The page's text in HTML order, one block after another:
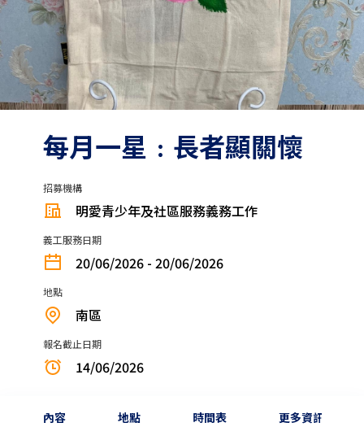
每月一星﹕長者顯關懷
招募機構
明愛青少年及社區服務義務工作
義工服務日期
20/06/2026 - 20/06/2026
地點
南區
報名截止日期
14/06/2026
內容 地點 時間表 更多資訊